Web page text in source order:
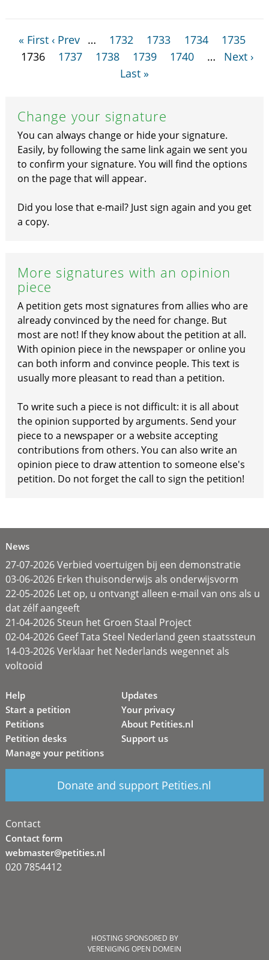
« First ‹ Prev … 1732 1733 1734
1735
1736
1737 1738 1739 1740 …
Next ›
Last »
Change your signature
You can always change or hide your signature.
Easily, by following the same link again we sent you
to confirm your signature. You will find the options
on the page that will appear.
Did you lose that e-mail? Just sign again and you get
a copy.
More signatures with an opinion
piece
A petition gets most signatures from allies who are
already convinced by the need for change. But
most are not! If they know about the petition at all.
With opinion piece in the newspaper or online you
can both inform and convince people. This text is
usually more pleasant to read than a petition.
To write such a piece is not difficult: it is all about
the opinion supported by arguments. Send your
piece to a newspaper or a website accepting
contributions from others. You can also write an
opinion piece to draw attention to someone else's
petition. Do not forget the call to sign the petition!
News
27-07-2026 Verbied voertuigen bij een demonstratie
03-06-2026 Erken thuisonderwijs als onderwijsvorm
22-05-2026 Let op, u ontvangt alleen e-mail van ons als u
dat zélf aangeeft
21-04-2026 Steun het Groen Staal Project
02-04-2026 Geef Tata Steel Nederland geen staatssteun
14-03-2026 Verklaar het Nederlands wegennet als
voltooid
Help
Start a petition
Petitions
Petition desks
Manage your petitions
Updates
Your privacy
About Petities.nl
Support us
Donate and support Petities.nl
Contact
Contact form
webmaster@petities.nl
020 7854412
HOSTING SPONSORED BY
VERENIGING OPEN DOMEIN